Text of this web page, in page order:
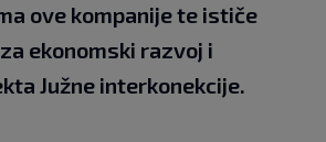
ove kompanije te ističe
ekonomski razvoj i
Južne interkonekcije.